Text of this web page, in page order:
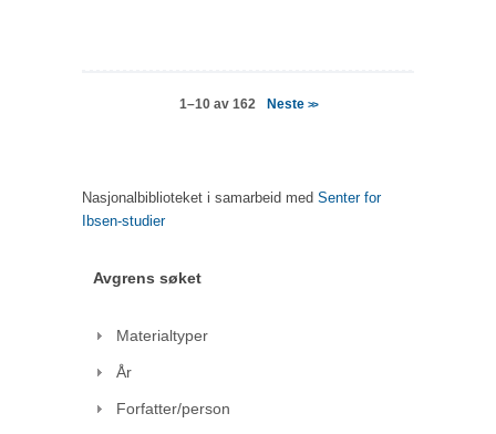
1–10 av 162 Neste >>
Nasjonalbiblioteket i samarbeid med Senter for
Ibsen-studier
Avgrens søket
Materialtyper
År
Forfatter/person